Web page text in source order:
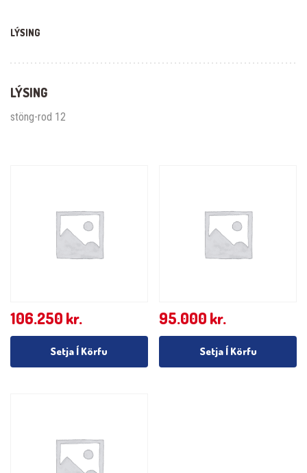
LÝSING
LÝSING
stöng-rod 12
106.250 kr.
Setja Í Körfu
95.000 kr.
Setja Í Körfu